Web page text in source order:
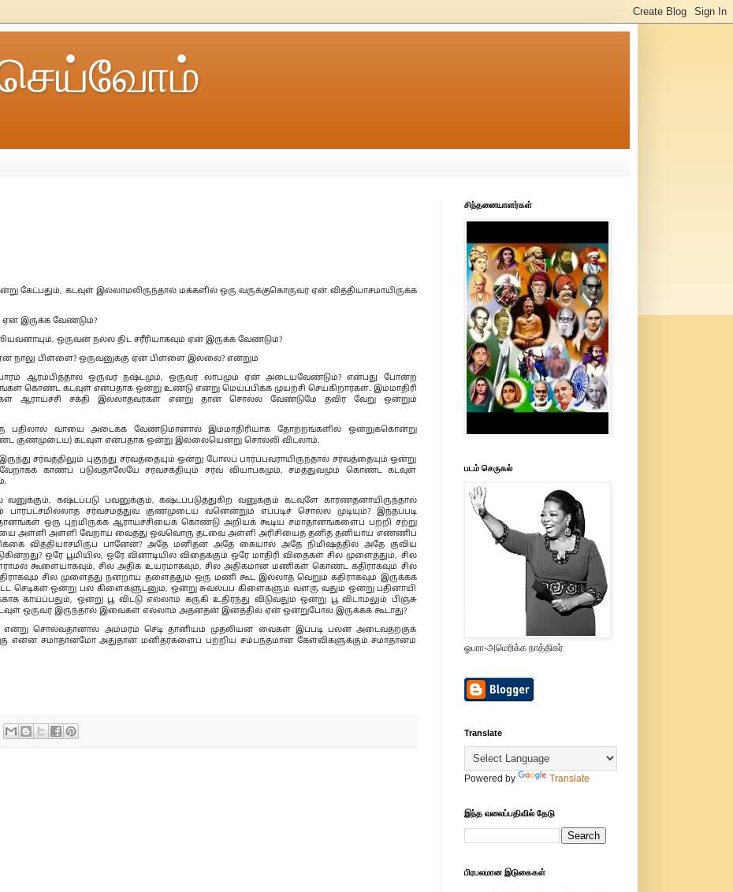
கேட்பதும், கடவுள் இல்லாமலிருந்தால் மக்களில் ஒரு வருக்குகொருவர் ஏன் வித்தியாசமாயிருக்க
ஏன் இருக்க வேண்டும்?
ஒருவன் நல்ல திட சரீரியாகவும் ஏன் இருக்க வேண்டும்?
நாலு பிள்ளை? ஒருவனுக்கு ஏன் பிள்ளை இல்லை? என்றும்
ஆரம்பித்தால் ஒருவர் நஷ்டமும், ஒருவர் லாபமும் ஏன் அடையவேண்டும்? என்பது போன்ற
கொண்ட கடவுள் என்பதாக ஒன்று உண்டு என்று மெய்ப்பிக்க முயற்சி செய்கிறார்கள். இம்மாதிரி
ஆராய்ச்சி சக்தி இல்லாதவர்கள் என்று தான் சொல்ல வேண்டுமே தவிர வேறு ஒன்றும்
பதிலால் வாயை அடைக்க வேண்டுமானால் இம்மாதிரியாக தோற்றங்களில் ஒன்றுக்கொன்று
குணமுடைய) கடவுள் என்பதாக ஒன்று இல்லையென்று சொல்லி விடலாம்.
சர்வத்திலும் புகுந்து சர்வத்தையும் ஒன்று போலப் பார்ப்பவராயிருந்தால் சர்வத்தையும் ஒன்று
வேறாகக் காணப் படுவதாலேயே சர்வசக்தியும் சர்வ வியாபகமும், சமத்துவமும் கொண்ட கடவுள்
கஷ்டப்படு பவனுக்கும், கஷ்டப்படுத்துகிற வனுக்கும் கடவுளே காரணதனாயிருந்தால்
சர்வசமத்துவ குணமுடைய வனென்றும் எப்படிச் சொல்ல முடியும்? இந்தப்படி
ஒரு புறமிருக்க ஆராய்ச்சியைக் கொண்டு அறியக் கூடிய சமாதானங்களைப் பற்றி சற்று
அள்ளி அள்ளி வேறாய் வைத்து ஒவ்வொரு தடவை அள்ளி அரிசியைத் தனித் தனியாய் எண்ணிப்
வித்தியாசமிருப் பானேன்? அதே மனிதன் அதே கையால் அதே நிமிஷத்தில் அதே குவிய
ஒரே பூமியில், ஒரே வினாடியில் விதைக்கும் ஒரே மாதிரி விதைகள் சில முளைத்தும், சில
கூளையாகவும், சில அதிக உயரமாகவும், சில அதிகமான மணிகள் கொண்ட கதிராகவும் சில
சில முளைத்து நன்றாய் தளைத்தும் ஒரு மணி கூட இல்லாத வெறும் கதிராகவும் இருக்கக்
செடிகள் ஒன்று பல கிளைகளுடனும், ஒன்று சுவல்ப்ப கிளைகளும் வளரு வதும் ஒன்று பதினாயி
காய்ப்பதும், ஒன்று பூ விட்டு எல்லாம் கருகி உதிர்ந்து விடுவதும் ஒன்று பூ விடாமலும் பிஞ்சு
ஒருவர் இருந்தால் இவைகள் எல்லாம் அதனதன் இனத்தில் ஏன் ஒன்றுபோல் இருக்கக் கூடாது?
என்று சொல்வதானால் அம்மரம் செடி தானியம் முதலியன வைகள் இப்படி பலன் அடைவதற்குக்
என்ன சமாதானமோ அதுதான் மனிதர்களைப் பற்றிய சம்பந்தமான கேள்விகளுக்கும் சமாதானம்
சிந்தனையாளர்கள்
படம் செருகல்
ஓபரா-அமெரிக்க நாத்திகர்
Translate
Powered by Translate
இந்த வலைப்பதிவில் தேடு
பிரபலமான இடுகைகள்